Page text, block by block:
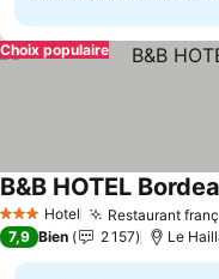
Choix populaire
3 ÉtoilesHotel Restaurant
B&B HOTEL
7,9 Bien 2 157 Le